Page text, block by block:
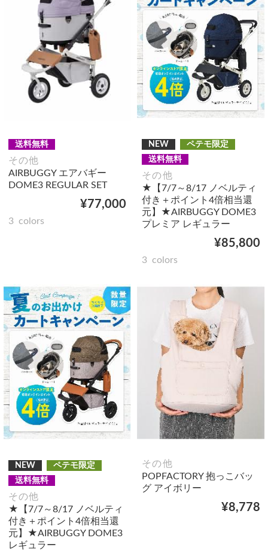
送料無料
その他
AIRBUGGY エアバギー
DOME3 REGULAR SET
¥77,000
3 colors
NEW
ペテモ限定
送料無料
その他
★【7/7～8/17 ノベルティ
付き＋ポイント4倍相当還
元】★AIRBUGGY DOME3
プレミア レギュラー
¥85,800
3 colors
NEW
ペテモ限定
送料無料
その他
★【7/7～8/17 ノベルティ
付き＋ポイント4倍相当還
元】★AIRBUGGY DOME3
レギュラー
その他
POPFACTORY 抱っこバッ
グ アイボリー
¥8,778